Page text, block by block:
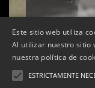
Este sitio web utiliza
Al utilizar nuestro sitio
nuestra política de
ESTRICTAMENTE